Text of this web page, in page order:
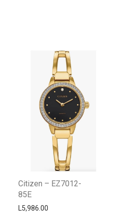
Citizen – EZ7012-
85E
L5,986.00
Typically replies within a day